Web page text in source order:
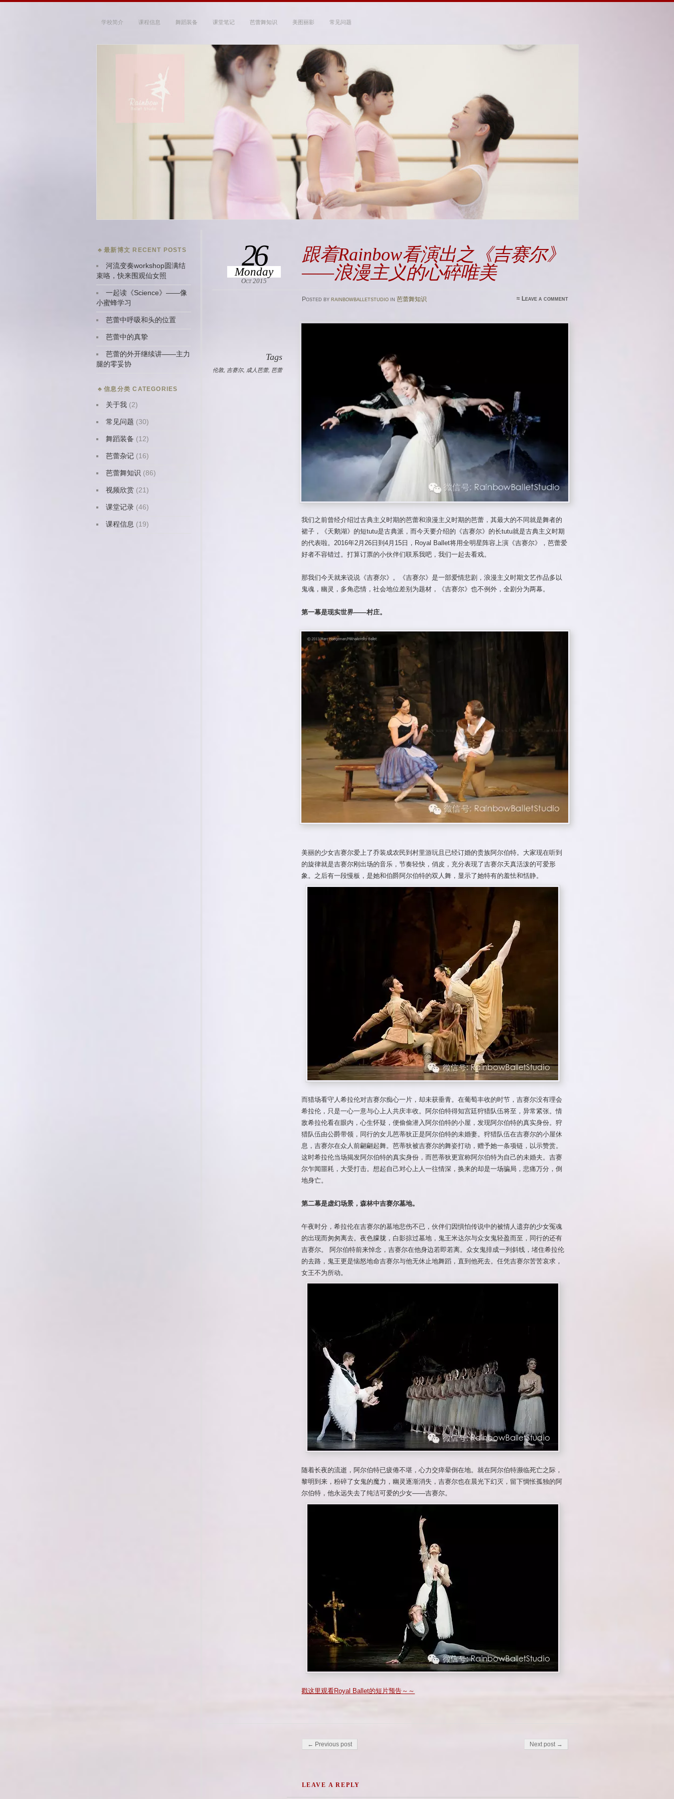
学校简介 课程信息 舞蹈装备 课堂笔记 芭蕾舞知识 美图丽影 常见问题
Rainbow Ballet Studio
~ 带你走进优雅
跟着Rainbow看演出之《吉赛尔》
——浪漫主义的心碎唯美
26
Monday
Oct 2015
Posted by rainbowballetstudioin 芭蕾舞知识 ≈ Leave a comment
Tags
伦敦, 吉赛尔, 成人芭蕾, 芭蕾
我们之前曾经介绍过古典主义时期的芭蕾和浪漫主义时期的芭蕾，其最大的不同就是舞者的
裙子，《天鹅湖》的短tutu是古典派，而今天要介绍的《吉赛尔》的长tutu就是古典主义时期
的代表啦。2016年2月26日到4月15日，Royal Ballet将用全明星阵容上演《吉赛尔》，芭蕾爱
好者不容错过。打算订票的小伙伴们联系我吧，我们一起去看戏。
那我们今天就来说说《吉赛尔》。《吉赛尔》是一部爱情悲剧，浪漫主义时期文艺作品多以
鬼魂，幽灵，多角恋情，社会地位差别为题材，《吉赛尔》也不例外，全剧分为两幕。
第一幕是现实世界——村庄。
美丽的少女吉赛尔爱上了乔装成农民到村里游玩且已经订婚的贵族阿尔伯特。大家现在听到
的旋律就是吉赛尔刚出场的音乐，节奏轻快，俏皮，充分表现了吉赛尔天真活泼的可爱形
象。之后有一段慢板，是她和伯爵阿尔伯特的双人舞，显示了她特有的羞怯和恬静。
而猎场看守人希拉伦对吉赛尔痴心一片，却未获垂青。在葡萄丰收的时节，吉赛尔没有理会
希拉伦，只是一心一意与心上人共庆丰收。阿尔伯特得知宫廷狩猎队伍将至，异常紧张。情
敌希拉伦看在眼内，心生怀疑，便偷偷潜入阿尔伯特的小屋，发现阿尔伯特的真实身份。狩
猎队伍由公爵带领，同行的女儿芭蒂狄正是阿尔伯特的未婚妻。狩猎队伍在吉赛尔的小屋休
息，吉赛尔在众人前翩翩起舞。芭蒂狄被吉赛尔的舞姿打动，赠予她一条项链，以示赞赏。
这时希拉伦当场揭发阿尔伯特的真实身份，而芭蒂狄更宣称阿尔伯特为自己的未婚夫。吉赛
尔乍闻噩耗，大受打击。想起自己对心上人一往情深，换来的却是一场骗局，悲痛万分，倒
地身亡。
第二幕是虚幻场景，森林中吉赛尔墓地。
午夜时分，希拉伦在吉赛尔的墓地悲伤不已，伙伴们因惧怕传说中的被情人遗弃的少女冤魂
的出现而匆匆离去。夜色朦胧，白影掠过墓地，鬼王米达尔与众女鬼轻盈而至，同行的还有
吉赛尔。 阿尔伯特前来悼念，吉赛尔在他身边若即若离。众女鬼排成一列斜线，堵住希拉伦
的去路，鬼王更是恼怒地命吉赛尔与他无休止地舞蹈，直到他死去。任凭吉赛尔苦苦哀求，
女王不为所动。
随着长夜的流逝，阿尔伯特已疲倦不堪，心力交瘁晕倒在地。就在阿尔伯特濒临死亡之际，
黎明到来，粉碎了女鬼的魔力，幽灵逐渐消失，吉赛尔也在晨光下幻灭，留下惆怅孤独的阿
尔伯特，他永远失去了纯洁可爱的少女——吉赛尔。
戳这里观看Royal Ballet的短片预告～～
Post navigation
← Previous post Next post →
LEAVE A REPLY
最新博文 RECENT POSTS
河流变奏workshop圆满结
束咯，快来围观仙女照
一起读《Science》——像
小蜜蜂学习
芭蕾中呼吸和头的位置
芭蕾中的真挚
芭蕾的外开继续讲——主力
腿的零妥协
信息分类 CATEGORIES
关于我(2)
常见问题 (30)
舞蹈装备 (12)
芭蕾杂记(16)
芭蕾舞知识 (86)
视频欣赏(21)
课堂记录(46)
课程信息 (19)